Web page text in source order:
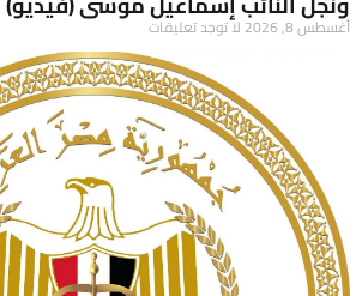
أغسطس 8, 2026 لا توجد تعليقات